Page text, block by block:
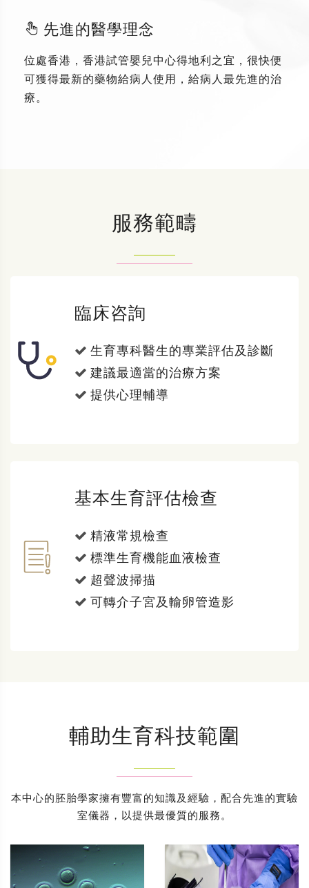
先進的醫學理念
位處香港，香港試管嬰兒中心得地利之宜，很快便
可獲得最新的藥物給病人使用，給病人最先進的治
療。
服務範疇
臨床咨詢
生育專科醫生的專業評估及診斷
建議最適當的治療方案
提供心理輔導
基本生育評估檢查
精液常規檢查
標準生育機能血液檢查
超聲波掃描
可轉介子宮及輸卵管造影
輔助生育科技範圍
本中心的胚胎學家擁有豐富的知識及經驗，配合先進的實驗
室儀器，以提供最優質的服務。